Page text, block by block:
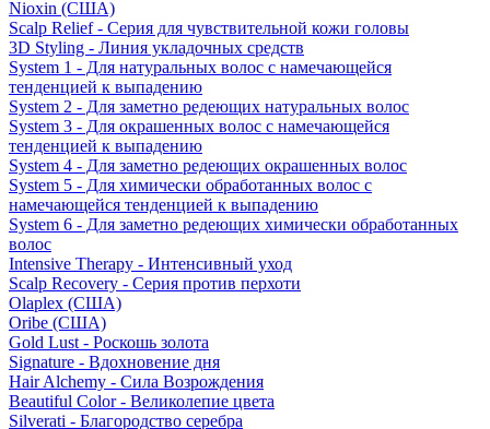
Nioxin (США)
Scalp Relief - Серия для чувствительной кожи головы
3D Styling - Линия укладочных средств
System 1 - Для натуральных волос с намечающейся
тенденцией к выпадению
System 2 - Для заметно редеющих натуральных волос
System 3 - Для окрашенных волос с намечающейся
тенденцией к выпадению
System 4 - Для заметно редеющих окрашенных волос
System 5 - Для химически обработанных волос с
намечающейся тенденцией к выпадению
System 6 - Для заметно редеющих химически обработанных
волос
Intensive Therapy - Интенсивный уход
Scalp Recovery - Серия против перхоти
Olaplex (США)
Oribe (США)
Gold Lust - Роскошь золота
Signature - Вдохновение дня
Hair Alchemy - Сила Возрождения
Beautiful Color - Великолепие цвета
Silverati - Благородство серебра